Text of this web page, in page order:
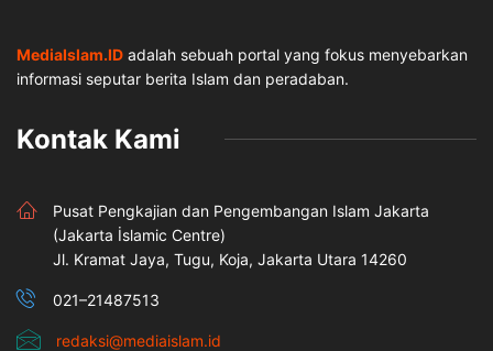
MediaIslam.ID adalah sebuah portal yang fokus menyebarkan
informasi seputar berita Islam dan peradaban.
Kontak Kami
Pusat Pengkajian dan Pengembangan Islam Jakarta
(Jakarta İslamic Centre)
Jl. Kramat Jaya, Tugu, Koja, Jakarta Utara 14260
021–21487513
redaksi@mediaislam.id